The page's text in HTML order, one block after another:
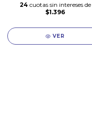
24 cuotas sin intereses de
$1.396
VER